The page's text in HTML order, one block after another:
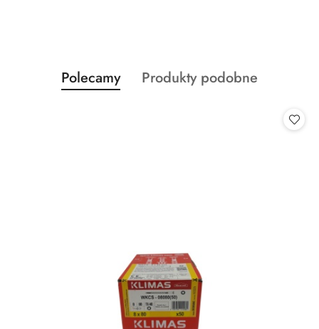
Pomiń karuzelę produktów
Produkty
o
Polecamy
Produkty
Produkty podobne